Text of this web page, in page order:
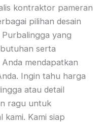
kontraktor pameran
pilihan desain
yang
serta
mendapatkan
Ingin tahu harga
atau detail
ragu untuk
Kami siap